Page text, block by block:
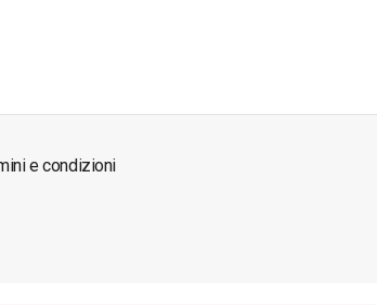
e condizioni